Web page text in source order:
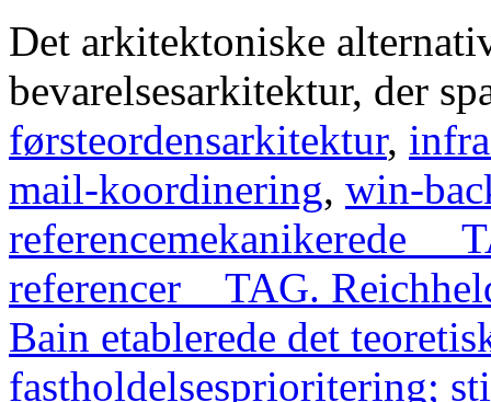
Det arkitektoniske
bevarelsesarkitektur, der
førsteordensarkitektur,
mail-koordinering, win-
referencemekanikerede
referencer__TAG.
Bain etablerede det
fastholdelsesprioritering;